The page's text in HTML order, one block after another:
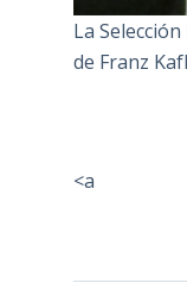
La
de Franz
<a